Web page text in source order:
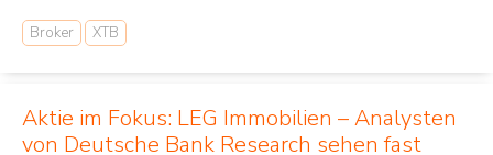
Broker XTB
Aktie im Fokus: LEG Immobilien – Analysten
von Deutsche Bank Research sehen fast